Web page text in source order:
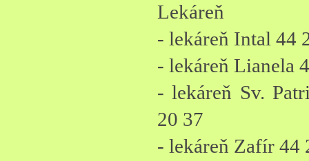
Lekáreň
- lekáreň Intal 44
- lekáreň Lianela
- lekáreň Sv.
20 37
- lekáreň Zafír 44